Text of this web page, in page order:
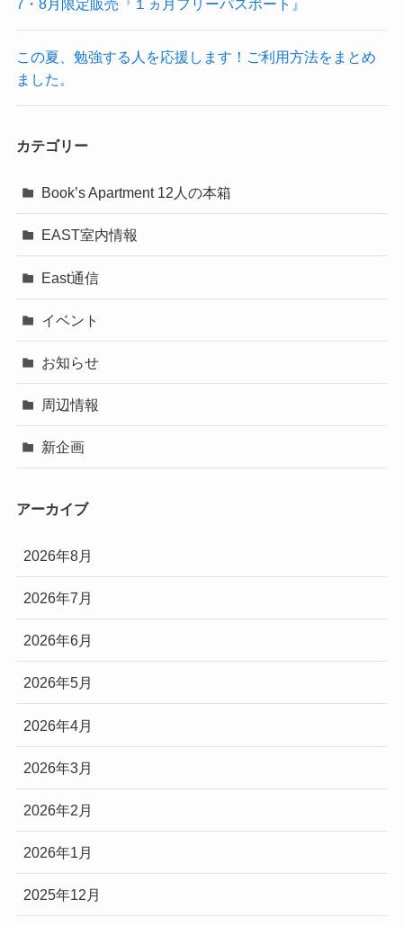
7・8月限定販売『１ヵ月フリーパスポート』
この夏、勉強する人を応援します！ご利用方法をまとめ
ました。
カテゴリー
Book’s Apartment 12人の本箱
EAST室内情報
East通信
イベント
お知らせ
周辺情報
新企画
アーカイブ
2026年8月
2026年7月
2026年6月
2026年5月
2026年4月
2026年3月
2026年2月
2026年1月
2025年12月